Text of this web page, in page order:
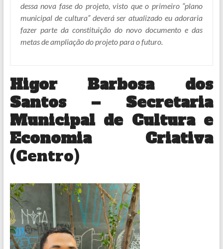
dessa nova fase do projeto, visto que o primeiro “plano
municipal de cultura” deverá ser atualizado eu adoraria
fazer parte da constituição do novo documento e das
metas de ampliação do projeto para o futuro.
Higor Barbosa dos
Santos – Secretaria
Municipal de Cultura e
Economia Criativa
(Centro)